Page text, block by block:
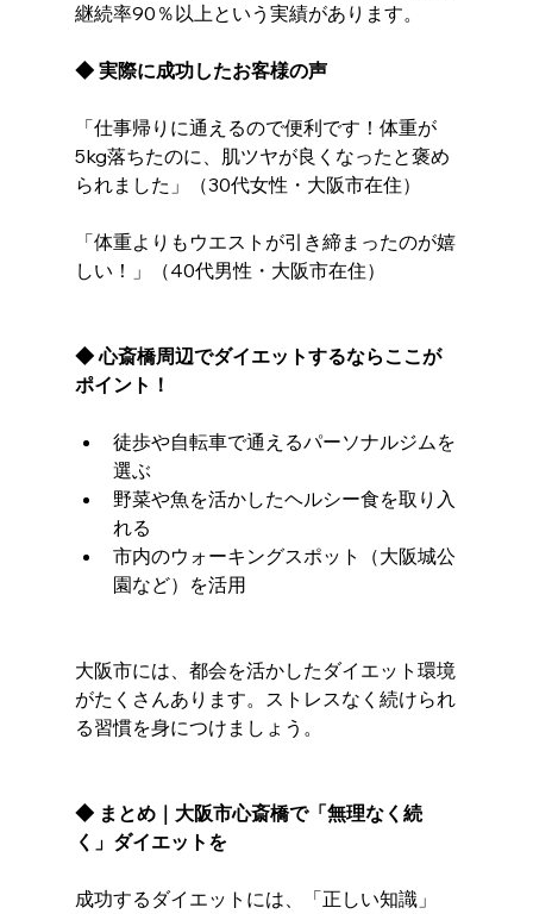
継続率90％以上という実績があります。
◆ 実際に成功したお客様の声
「仕事帰りに通えるので便利です！体重が
5kg落ちたのに、肌ツヤが良くなったと褒め
られました」（30代女性・大阪市在住）
「体重よりもウエストが引き締まったのが嬉
しい！」（40代男性・大阪市在住）
◆ 心斎橋周辺でダイエットするならここが
ポイント！
徒歩や自転車で通えるパーソナルジムを
選ぶ
野菜や魚を活かしたヘルシー食を取り入
れる
市内のウォーキングスポット（大阪城公
園など）を活用
大阪市には、都会を活かしたダイエット環境
がたくさんあります。ストレスなく続けられ
る習慣を身につけましょう。
◆ まとめ｜大阪市心斎橋で「無理なく続
く」ダイエットを
成功するダイエットには、「正しい知識」